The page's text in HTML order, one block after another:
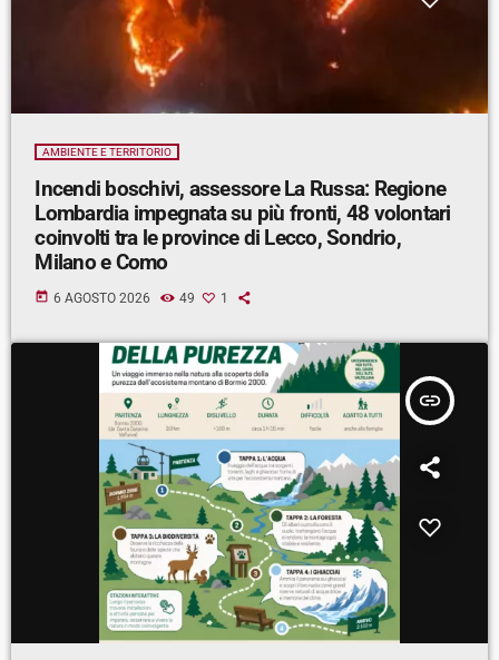
AMBIENTE E TERRITORIO
Incendi boschivi, assessore La Russa: Regione
Lombardia impegnata su più fronti, 48 volontari
coinvolti tra le province di Lecco, Sondrio,
Milano e Como
today 6 AGOSTO 2026 49 1
insert_link